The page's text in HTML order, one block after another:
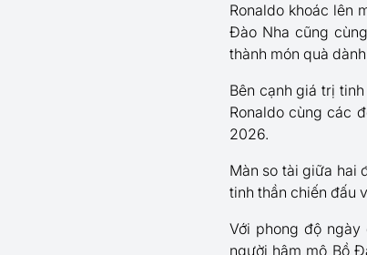
Ronaldo khoác lên
Đào Nha cũng
thành món quà
Bên cạnh giá trị
Ronaldo cùng các
2026.
Màn so tài giữa hai
tinh thần chiến đấu
Với phong độ ngày
người hâm mộ Bồ